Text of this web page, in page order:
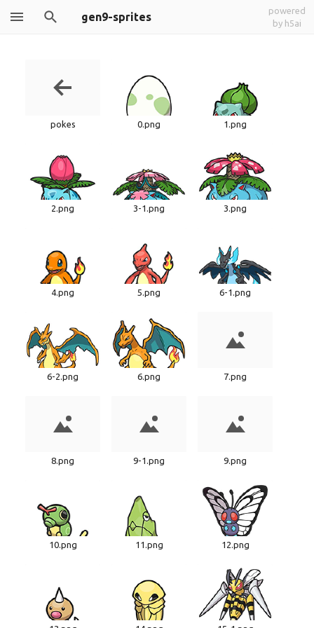
gen9-sprites
powered
by h5ai
pokes 0.png 1.png
2.png 3-1.png 3.png
4.png 5.png 6-1.png
6-2.png 6.png 7.png
8.png 9-1.png 9.png
10.png 11.png 12.png